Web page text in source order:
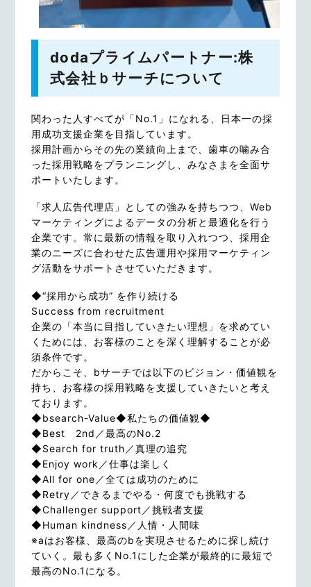
dodaプライムパートナー:株
式会社ｂサーチについて
関わった人すべてが「No.1」になれる、日本一の採
用成功支援企業を目指しています。
採用計画からその先の業績向上まで、歯車の噛み合
った採用戦略をプランニングし、みなさまを全面サ
ポートいたします。
「求人広告代理店」としての強みを持ちつつ、Web
マーケティングによるデータの分析と最適化を行う
企業です。常に最新の情報を取り入れつつ、採用企
業のニーズに合わせた広告運用や採用マーケティン
グ活動をサポートさせていただきます。
◆“採用から成功” を作り続ける
Success from recruitment
企業の「本当に目指していきたい理想」を求めてい
くためには、お客様のことを深く理解することが必
須条件です。
だからこそ、bサーチでは以下のビジョン・価値観を
持ち、お客様の採用戦略を支援していきたいと考え
ております。
◆bsearch-Value◆私たちの価値観◆
◆Best 2nd／最高のNo.2
◆Search for truth／真理の追究
◆Enjoy work／仕事は楽しく
◆All for one／全ては成功のために
◆Retry／できるまでやる・何度でも挑戦する
◆Challenger support／挑戦者支援
◆Human kindness／人情・人間味
※aはお客様、最高のbを実現させるために探し続け
ていく。最も多くNo.1にした企業が最終的に最短で
最高のNo.1になる。